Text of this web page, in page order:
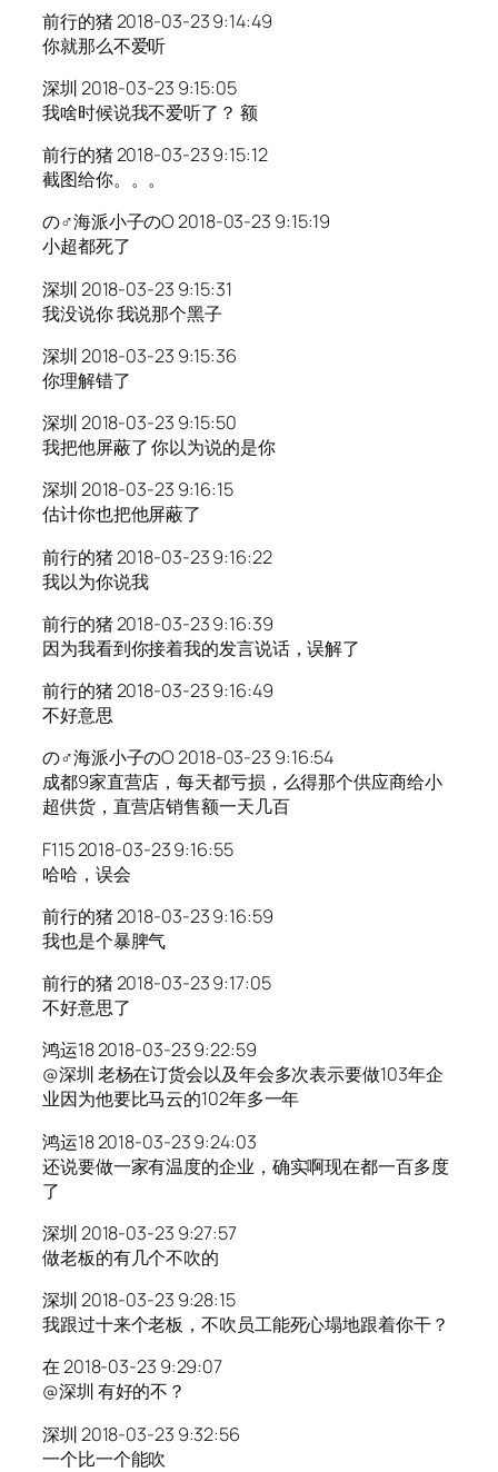
前行的猪 2018-03-23 9:14:49
你就那么不爱听
深圳 2018-03-23 9:15:05
我啥时候说我不爱听了？ 额
前行的猪 2018-03-23 9:15:12
截图给你。。。
の♂海派小子のO 2018-03-23 9:15:19
小超都死了
深圳 2018-03-23 9:15:31
我没说你 我说那个黑子
深圳 2018-03-23 9:15:36
你理解错了
深圳 2018-03-23 9:15:50
我把他屏蔽了 你以为说的是你
深圳 2018-03-23 9:16:15
估计你也把他屏蔽了
前行的猪 2018-03-23 9:16:22
我以为你说我
前行的猪 2018-03-23 9:16:39
因为我看到你接着我的发言说话，误解了
前行的猪 2018-03-23 9:16:49
不好意思
の♂海派小子のO 2018-03-23 9:16:54
成都9家直营店，每天都亏损，么得那个供应商给小
超供货，直营店销售额一天几百
F115 2018-03-23 9:16:55
哈哈，误会
前行的猪 2018-03-23 9:16:59
我也是个暴脾气
前行的猪 2018-03-23 9:17:05
不好意思了
鸿运18 2018-03-23 9:22:59
@深圳 老杨在订货会以及年会多次表示要做103年企
业因为他要比马云的102年多一年
鸿运18 2018-03-23 9:24:03
还说要做一家有温度的企业，确实啊现在都一百多度
了
深圳 2018-03-23 9:27:57
做老板的有几个不吹的
深圳 2018-03-23 9:28:15
我跟过十来个老板，不吹员工能死心塌地跟着你干？
在 2018-03-23 9:29:07
@深圳 有好的不？
深圳 2018-03-23 9:32:56
一个比一个能吹